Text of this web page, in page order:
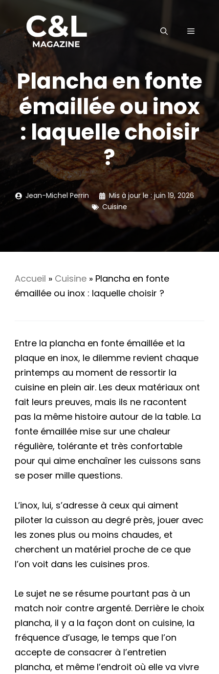
contenu
MENU
Plancha en fonte
émaillée ou inox
: laquelle choisir
?
Jean-Michel Perrin Mis à jour le : juin 19, 2026
Cuisine
Accueil » Cuisine » Plancha en fonte
émaillée ou inox : laquelle choisir ?
Entre la plancha en fonte émaillée et la
plaque en inox, le dilemme revient chaque
printemps au moment de ressortir la
cuisine en plein air. Les deux matériaux ont
fait leurs preuves, mais ils ne racontent
pas la même histoire autour de la table. La
fonte émaillée mise sur une chaleur
régulière, tolérante et très confortable
pour qui aime enchaîner les cuissons sans
se poser mille questions.
L’inox, lui, s’adresse à ceux qui aiment
piloter la cuisson au degré près, jouer avec
les zones plus ou moins chaudes, et
cherchent un matériel proche de ce que
l’on voit dans les cuisines pros.
Le sujet ne se résume pourtant pas à un
match noir contre argenté. Derrière le choix
plancha, il y a la façon dont on cuisine, la
fréquence d’usage, le temps que l’on
accepte de consacrer à l’entretien
plancha, et même l’endroit où elle va vivre